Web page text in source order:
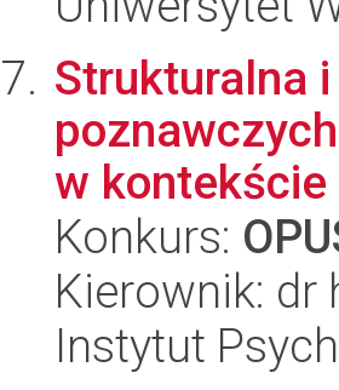
Strukturalna
w
Konkurs:
Kierownik: dr
Instytut